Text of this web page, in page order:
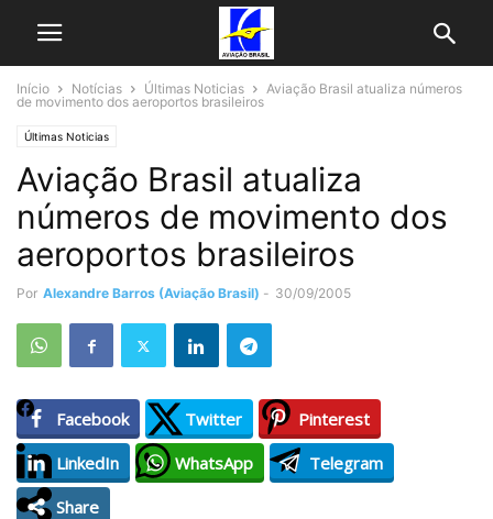
Início Notícias Últimas Noticias
Aviação Brasil atualiza números
de movimento dos aeroportos brasileiros
Últimas Noticias
Aviação Brasil atualiza
números de movimento dos
aeroportos brasileiros
Por Alexandre Barros (Aviação Brasil) - 30/09/2005
Facebook Twitter
Pinterest
LinkedIn
WhatsApp
Telegram
Share